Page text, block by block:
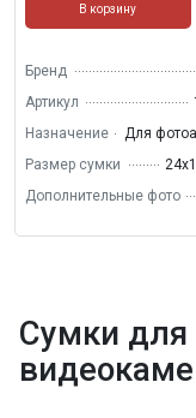
Сумки для
В корзину
Бренд
Артикул
Назначение
Для
Размер сумки
Дополнительные фото